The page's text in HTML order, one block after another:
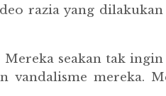
razia yang
seakan tak
mereka.